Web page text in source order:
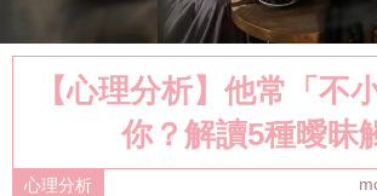
【心理分析】他常「不
你？解讀5種曖昧
心理分析